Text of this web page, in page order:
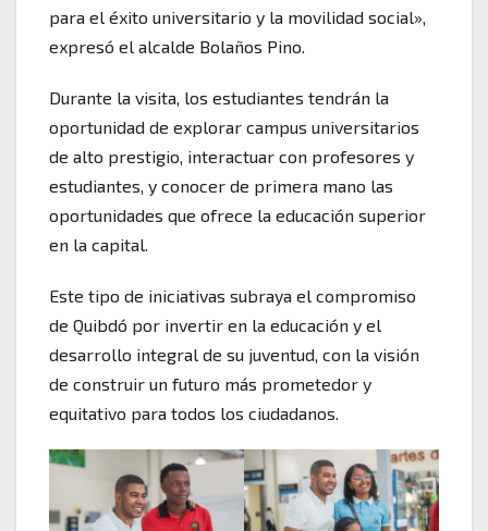
para el éxito universitario y la movilidad social»,
expresó el alcalde Bolaños Pino.
Durante la visita, los estudiantes tendrán la
oportunidad de explorar campus universitarios
de alto prestigio, interactuar con profesores y
estudiantes, y conocer de primera mano las
oportunidades que ofrece la educación superior
en la capital.
Este tipo de iniciativas subraya el compromiso
de Quibdó por invertir en la educación y el
desarrollo integral de su juventud, con la visión
de construir un futuro más prometedor y
equitativo para todos los ciudadanos.